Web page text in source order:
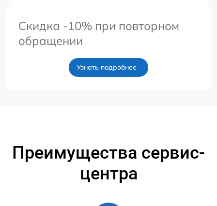
Скидка -10% при повторном
обращении
Узнать подробнее
Преимущества сервис-
центра